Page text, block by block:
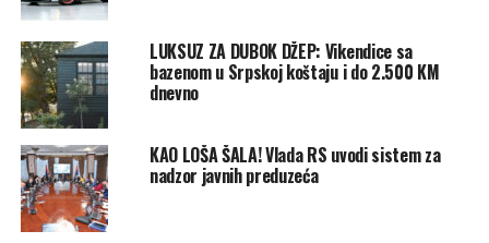
LUKSUZ ZA DUBOK DŽEP: Vikendice sa
bazenom u Srpskoj koštaju i do 2.500 KM
dnevno
KAO LOŠA ŠALA! Vlada RS uvodi sistem za
nadzor javnih preduzeća